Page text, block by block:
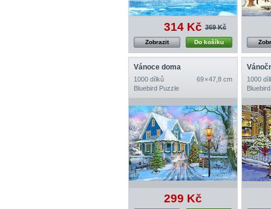
314 Kč 369 Kč
Do košíku
Zobrazit
Vánoce doma
1000 dílků
69 × 47,8 cm
Bluebird Puzzle
299 Kč
1000